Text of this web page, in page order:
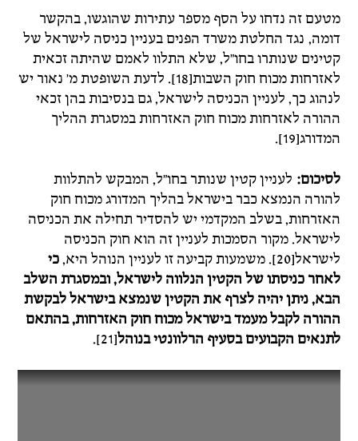
מטעם זה נדחו על הסף מספר עתירות שהוגשו, בהקשר
דומה, נגד החלטת משרד הפנים בעניין כניסה לישראל של
קטינים שנותרו בחו"ל, שלא התלוו לאמם שהיתה זכאית
לאזרחות מכוח חוק השבות[18]. לדעת השופטת מ' נאור יש
לנהוג כך, לעניין הכניסה לישראל, גם בנסיבות בהן זכאי
ההורה לאזרחות מכוח חוק האזרחות במסגרת ההליך
המדורג[19].
לסיכום: לעניין קטין שנותר בחו"ל, המבקש להתלוות
להורה הנמצא כבר בישראל בהליך המדורג מכוח חוק
האזרחות, בשלב המקדמי יש להסדיר תחילה את הכניסה
לישראל. מקור הסמכות לעניין זה הוא חוק הכניסה
לישראל[20]. משמעות קביעה זו לעניין הנוהל היא,
כי
לאחר כניסתו של הקטין הנלווה לישראל, ובמסגרת השלב
הבא, ניתן יהיה לצרף את הקטין שנמצא בישראל לבקשת
ההורה לקבל מעמד בישראל מכוח חוק האזרחות, בהתאם
לתנאים הקבועים בסעיף הרלוונטי בנוהל[21].